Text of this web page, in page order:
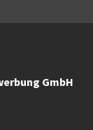
GmbH